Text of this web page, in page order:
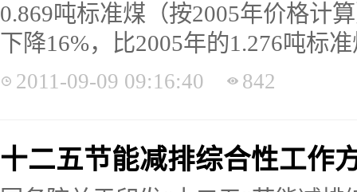
0.869吨标准煤（按2005年价格计
下降16%，比2005年的1.276吨标
2011-09-09 09:16:40 842
十二五节能减排综合性工作